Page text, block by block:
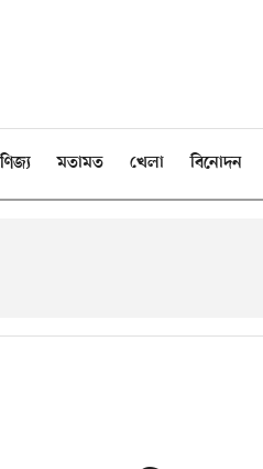
মতামত খেলা বিনোদন